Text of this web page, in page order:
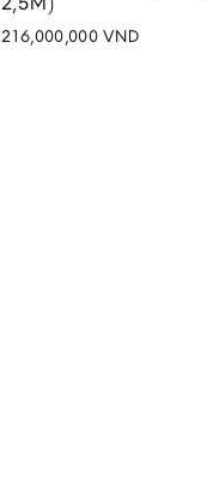
216,000,000VND